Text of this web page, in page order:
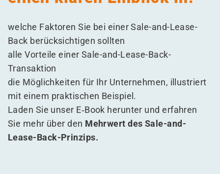
welche Faktoren Sie bei einer Sale-and-Lease-
Back berücksichtigen sollten
alleVorteileeiner Sale-and-Lease-Back-
Transaktion
die Möglichkeiten für Ihr Unternehmen, illustriert
mit einem praktischen Beispiel.
Laden Sie unser E‑Book herunter und erfahren
Sie mehr über den Mehrwert des Sale-and-
Lease-Back-Prinzips.